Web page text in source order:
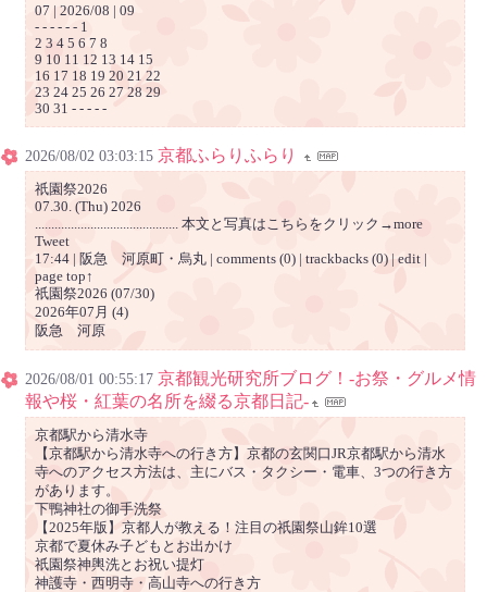
07 | 2026/08 | 09
- - - - - - 1
2 3 4 5 6 7 8
9 10 11 12 13 14 15
16 17 18 19 20 21 22
23 24 25 26 27 28 29
30 31 - - - - -
2026/08/02 03:03:15 京都ふらりふらり
祇園祭2026
07.30. (Thu) 2026
............................................ 本文と写真はこちらをクリック→more
Tweet
17:44 | 阪急 河原町・烏丸 | comments (0) | trackbacks (0) | edit |
page top↑
祇園祭2026 (07/30)
2026年07月 (4)
阪急 河原
2026/08/01 00:55:17 京都観光研究所ブログ！-お祭・グルメ情
報や桜・紅葉の名所を綴る京都日記-
京都駅から清水寺
【京都駅から清水寺への行き方】京都の玄関口JR京都駅から清水
寺へのアクセス方法は、主にバス・タクシー・電車、3つの行き方
があります。
下鴨神社の御手洗祭
【2025年版】京都人が教える！注目の祇園祭山鉾10選
京都で夏休み子どもとお出かけ
祇園祭神輿洗とお祝い提灯
神護寺・西明寺・高山寺への行き方